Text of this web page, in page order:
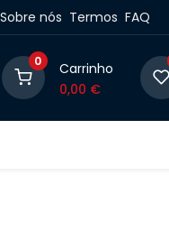
Sobre nós Termos FAQ
0
Carrinho
0,00 €